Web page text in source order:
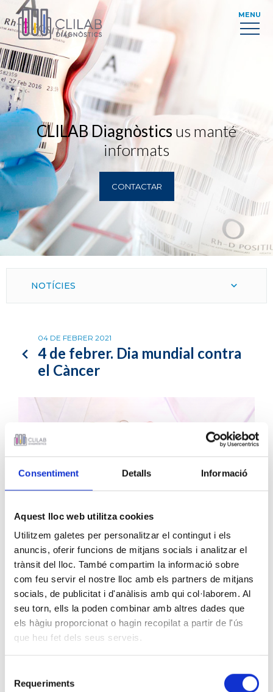
Consentiment Detalls Informació
Aquest lloc web utilitza cookies
Utilitzem galetes per personalitzar el contingut i els
anuncis, oferir funcions de mitjans socials i analitzar el
trànsit del lloc. També compartim la informació sobre
com feu servir el nostre lloc amb els partners de mitjans
socials, de publicitat i d'anàlisis amb qui col·laborem. Al
seu torn, ells la poden combinar amb altres dades que
els hàgiu proporcionat o hagin recopilat a partir de l'ús
que heu fet dels seus serveis.
Requeriments
MENU
CLILAB Diagnòstics us manté
informats
CONTACTAR
04 DE FEBRER 2021
4 de febrer. Dia mundial contra
el Càncer
Cada llaç de color representa un tipus de càncer
diferent.
El 4 de febrer se celebra el Dia Mundial contra el Càncer,
promogut per L'Organització Mundial de la Salut, el
(CIIC) i la Unió Internacional contra el Càncer (UICC) amb
l'objectiu d'augmentar la conscienciació i mobilitzar la
societat per avançar en la prevenció i control d'aquesta
NOTÍCIES